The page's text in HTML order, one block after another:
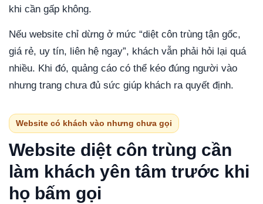
khi cần gấp không.
Nếu website chỉ dừng ở mức “diệt côn trùng tận gốc,
giá rẻ, uy tín, liên hệ ngay”, khách vẫn phải hỏi lại quá
nhiều. Khi đó, quảng cáo có thể kéo đúng người vào
nhưng trang chưa đủ sức giúp khách ra quyết định.
Website có khách vào nhưng chưa gọi
Website diệt côn trùng cần
làm khách yên tâm trước khi
họ bấm gọi